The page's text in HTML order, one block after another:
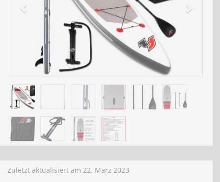
Zuletzt aktualisiert am 22. März 2023